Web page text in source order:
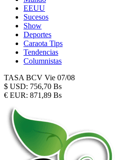
EEUU
Sucesos
Show
Deportes
Caraota Tips
Tendencias
Columnistas
TASA BCV Vie 07/08
$ USD: 756,70 Bs
€ EUR: 871,89 Bs